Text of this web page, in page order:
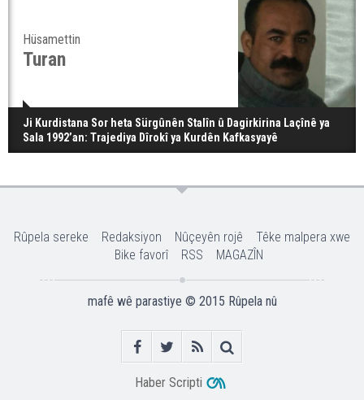
Hüsamettin
Turan
Ji Kurdistana Sor heta Sürgûnên Stalîn û Dagirkirina Laçînê ya
Sala 1992’an: Trajediya Dîrokî ya Kurdên Kafkasyayê
Rûpela sereke Redaksiyon Nûçeyên rojê
Têke malpera xwe
Bike favorî
RSS MAGAZÎN
mafê wê parastiye © 2015 Rûpela nû
Haber Scripti